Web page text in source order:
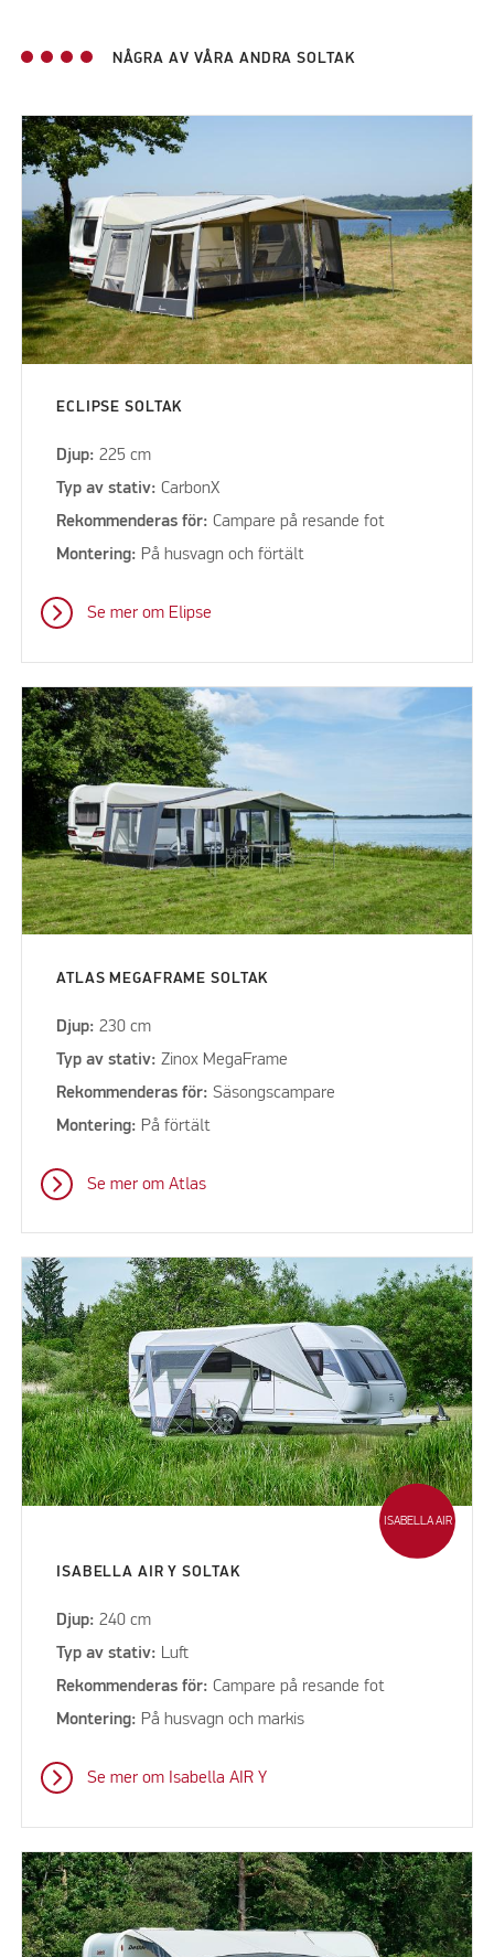
NÅGRA AV VÅRA ANDRA SOLTAK
ECLIPSE SOLTAK
Djup:225 cm
Typ av stativ:CarbonX
Rekommenderas för:Campare på resande fot
Montering: På husvagn och förtält
Se mer om Elipse
ATLAS MEGAFRAME SOLTAK
Djup:230 cm
Typ av stativ: Zinox MegaFrame
Rekommenderas för: Säsongscampare
Montering: På förtält
Se mer om Atlas
ISABELLA AIR
ISABELLA AIR Y SOLTAK
Djup:240 cm
Typ av stativ: Luft
Rekommenderas för:Campare på resande fot
Montering: På husvagn och markis
Se mer om Isabella AIR Y